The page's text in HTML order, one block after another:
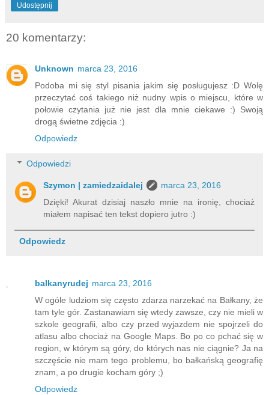
Udostępnij
20 komentarzy:
Unknown marca 23, 2016
Podoba mi się styl pisania jakim się posługujesz :D Wolę
przeczytać coś takiego niż nudny wpis o miejscu, które w
połowie czytania już nie jest dla mnie ciekawe :) Swoją
drogą świetne zdjęcia :)
Odpowiedz
Odpowiedzi
Szymon | zamiedzaidalej
marca 23, 2016
Dzięki! Akurat dzisiaj naszło mnie na ironię, chociaż
miałem napisać ten tekst dopiero jutro :)
Odpowiedz
balkanyrudej marca 23, 2016
W ogóle ludziom się często zdarza narzekać na Bałkany, że
tam tyle gór. Zastanawiam się wtedy zawsze, czy nie mieli w
szkole geografii, albo czy przed wyjazdem nie spojrzeli do
atlasu albo chociaż na Google Maps. Bo po co pchać się w
region, w którym są góry, do których nas nie ciągnie? Ja na
szczęście nie mam tego problemu, bo bałkańską geografię
znam, a po drugie kocham góry ;)
Odpowiedz